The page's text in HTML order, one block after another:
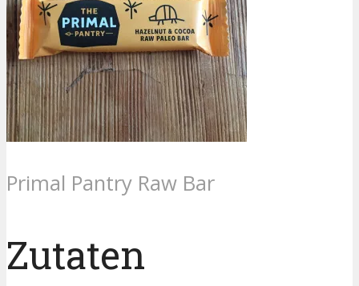
Primal Pantry Raw Bar
Zutaten